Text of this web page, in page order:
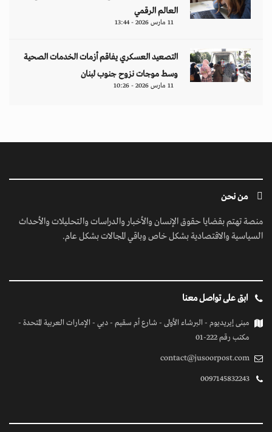
العالم الرقمي
11 مارس 2026 - 13:44
التصعيد العسكري يفاقم أزمات الخدمات الصحية
وسط موجات نزوح جنوب لبنان
11 مارس 2026 - 10:26
من نحن
منصة تهتم بقضايا حقوق الإنسان والأخبار والدراسات والتحليلات والأحداث
السياسية والاقتصادية بشكل خاص وباقي المجالات بشكل عام.
ابق على تواصل معنا
مبنى إيريديوم - البرشاء الأولى - شارع أم سقيم - دبي - الإمارات العربية المتحدة -
مكتب رقم 222-01
contact@jusoorpost.com
0097145832243